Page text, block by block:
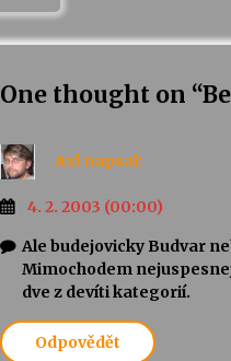
One thought on “
Axl napsal:
4. 2. 2003 (00:00)
Ale budejovicky Budvar
Mimochodem
dve z devíti kategorií.
Odpovědět